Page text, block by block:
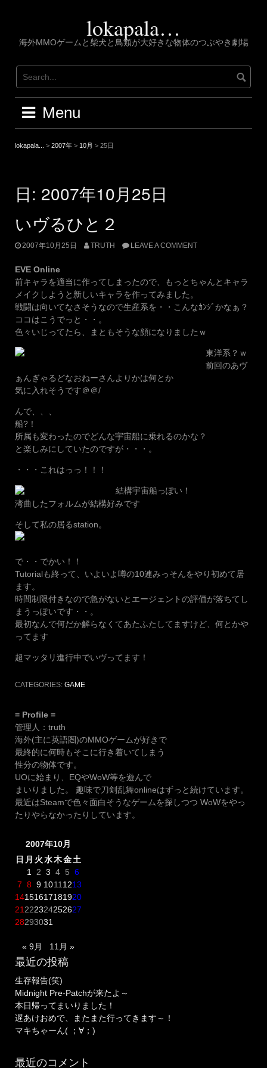
lokapala…
海外MMOゲームと柴犬と鳥類が大好きな物体のつぶやき劇場
Menu
lokapala... > 2007年 > 10月 > 25日
日: 2007年10月25日
いヴるひと２
2007年10月25日 TRUTH LEAVE A COMMENT
EVE Online
前キャラを適当に作ってしまったので、もっとちゃんとキャラ
メイクしようと新しいキャラを作ってみました。
戦闘は向いてなさそうなので生産系を・・こんなｶﾝｼﾞかなぁ？
ココはこうでっと・・。
色々いじってたら、まともそうな顔になりましたｗ
東洋系？ｗ
前回のあヴ
ぁんぎゃるどなおねーさんよりかは何とか
気に入れそうです＠＠/
んで、、、
船?！
所属も変わったのでどんな宇宙船に乗れるのかな？
と楽しみにしていたのですが・・・。
・・・これはっっ！！！
結構宇宙船っぽい！
湾曲したフォルムが結構好みです
そして私の居るstation。
で・・でかい！！
Tutorialも終って、いよいよ噂の10連みっそんをやり初めて居
ます。
時間制限付きなので急がないとエージェントの評価が落ちてし
まうっぽいです・・。
最初なんで何だか解らなくてあたふたしてますけど、何とかや
ってます
超マッタリ進行中でいヴってます！
CATEGORIES: GAME
= Profile =
管理人：truth
海外(主に英語圏)のMMOゲームが好きで
最終的に何時もそこに行き着いてしまう
性分の物体です。
UOに始まり、EQやWoW等を遊んで
まいりました。 趣味で刀剣乱舞onlineはずっと続けています。
最近はSteamで色々面白そうなゲームを探しつつ WoWをやっ
たりやらなかったりしています。
2007年10月
日 月 火水木金土
1
2 3 4 5 6
7 8 9 1011 1213
14151617181920
21 222324252627
28293031
« 9月 11月 »
最近の投稿
生存報告(笑)
Midnight Pre-Patchが来たよ～
本日帰ってまいりました！
遅あけおめで、またまた行ってきます～！
マキちゃーん( ；∀；)
最近のコメント